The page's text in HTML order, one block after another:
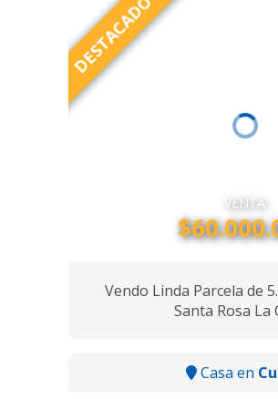
VENTA
DESTACADO
Vendo Linda Parcela de
Santa Rosa La
Casa en